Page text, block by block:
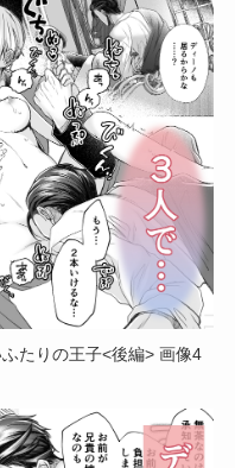
たりの王子<後編> 画像4